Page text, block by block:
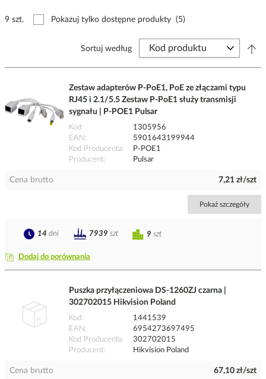
9 szt. Pokazuj tylko dostępne produkty (5)
Sortuj według
Zestaw adapterów P-PoE1, PoE ze złączami typu
RJ45 i 2.1/5.5 Zestaw P-PoE1 służy transmisji
sygnału | P-POE1 Pulsar
Kod
1305956
EAN
5901643199944
Kod Producenta
P-POE1
Producent
Pulsar
Cena brutto 7,21 zł/szt
Pokaż szczegóły
Dodaj do porównania
9 szt
14 dni 7939 szt
Puszka przyłączeniowa DS-1260ZJ czarna |
302702015 Hikvision Poland
Kod
1441539
EAN
6954273697495
Kod Producenta
302702015
Producent
Hikvision Poland
Cena brutto 67,10 zł/szt